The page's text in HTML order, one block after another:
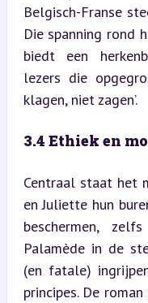
Belgisch-Franse
Die spanning rond
biedt een
lezers die
klagen, niet zagen’.
3.4 Ethiek en
Centraal staat het
en Juliette hun
beschermen,
Palamède in de
(en fatale)
principes. De